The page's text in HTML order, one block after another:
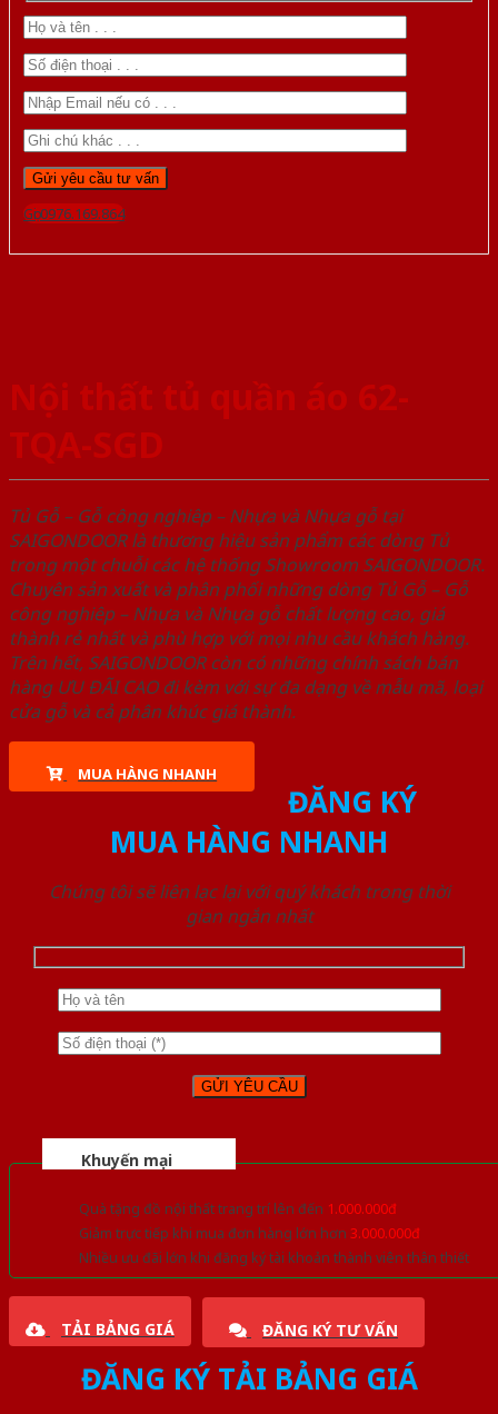
Gọi 0976.169.864
Nội thất tủ quần áo 62-
TQA-SGD
Tủ Gỗ – Gỗ công nghiêp – Nhựa và Nhựa gỗ tại
SAIGONDOOR là thương hiệu sản phẩm các dòng Tủ
trong một chuỗi các hệ thống Showroom SAIGONDOOR.
Chuyên sản xuất và phân phối những dòng Tủ Gỗ – Gỗ
công nghiêp – Nhựa và Nhựa gỗ chất lượng cao, giá
thành rẻ nhất và phù hợp với mọi nhu cầu khách hàng.
Trên hết, SAIGONDOOR còn có những chính sách bán
hàng ƯU ĐÃI CAO đi kèm với sự đa dạng về mẫu mã, loại
cửa gỗ và cả phân khúc giá thành.
MUA HÀNG NHANH
ĐĂNG KÝ
MUA HÀNG NHANH
Chúng tôi sẽ liên lạc lại với quý khách trong thời
gian ngắn nhất
Khuyến mại
Quà tặng đồ nội thất trang trí lên đến 1.000.000đ
Giảm trực tiếp khi mua đơn hàng lớn hơn 3.000.000đ
Nhiều ưu đãi lớn khi đăng ký tài khoản thành viên thân thiết
TẢI BẢNG GIÁ ĐĂNG KÝ TƯ VẤN
ĐĂNG KÝ TẢI BẢNG GIÁ